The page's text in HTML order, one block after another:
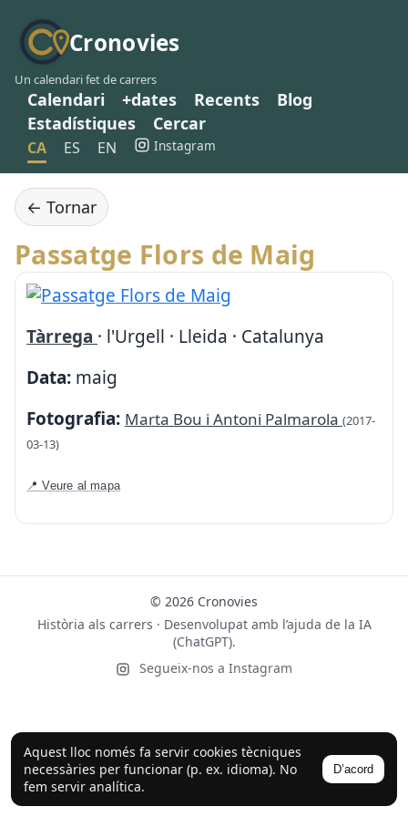
Cronovies
Un calendari fet de carrers
Calendari +dates Recents
Blog
Estadístiques
Cercar
CA ES EN Instagram
Aquest lloc només fa servir cookies tècniques
necessàries per funcionar (p. ex. idioma). No
fem servir analítica.
D’acord
← Tornar
Passatge Flors de Maig
Tàrrega · l'Urgell · Lleida · Catalunya
Data: maig
Fotografia: Marta Bou i Antoni Palmarola (2017-
03-13)
📍 Veure al mapa
© 2026 Cronovies
Història als carrers · Desenvolupat amb l’ajuda de la IA
(ChatGPT).
Segueix-nos a Instagram